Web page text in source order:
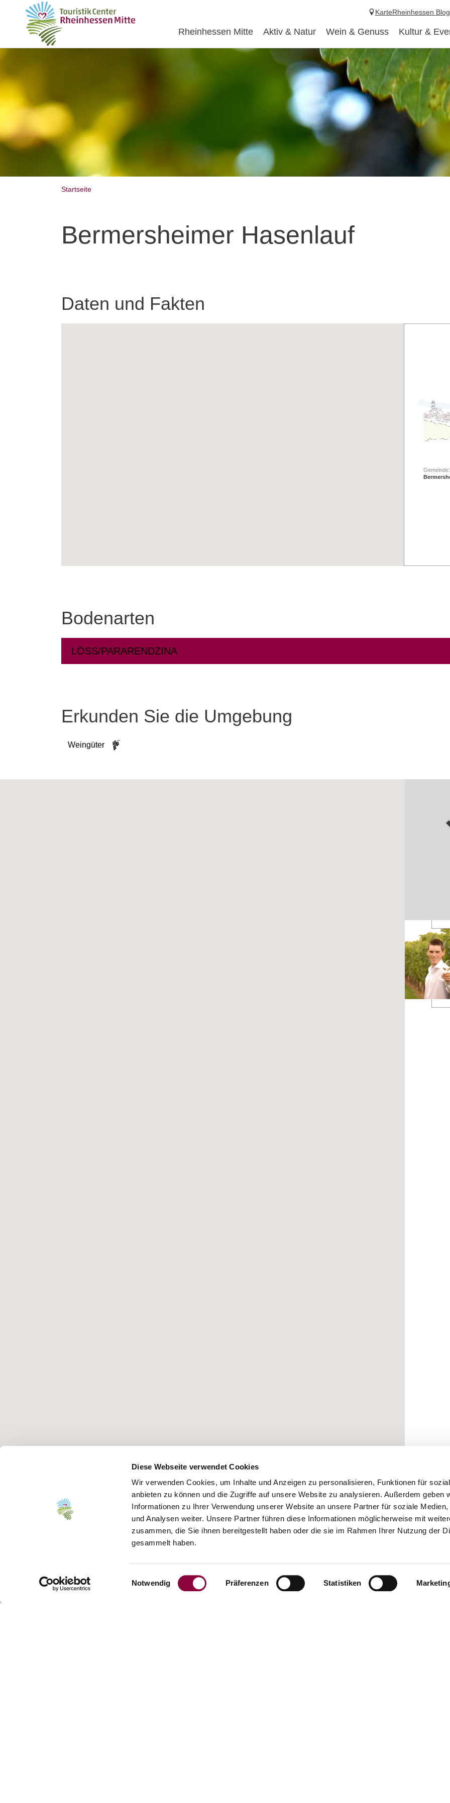
Diese Webseite verwendet Cookies
Wir verwenden Cookies, um Inhalte und Anzeigen zu personalisieren, Funktionen für
anbieten zu können und die Zugriffe auf unsere Website zu analysieren. Außerdem geben
Informationen zu Ihrer Verwendung unserer Website an unsere Partner für soziale Medien,
und Analysen weiter. Unsere Partner führen diese Informationen möglicherweise mit
zusammen, die Sie ihnen bereitgestellt haben oder die sie im Rahmen Ihrer Nutzung der
gesammelt haben.
Einwilligungsauswahl
Notwendig Präferenzen Statistiken
Rheinhessen Mitte Aktiv & Natur Wein & Genuss Kultur &
KarteRheinhessen Blog
Startseite
Bermersheimer Hasenlauf
Daten und Fakten
Gemeinde:
Bodenarten
LÖSS/PARARENDZINA
Erkunden Sie die Umgebung
Weingüter